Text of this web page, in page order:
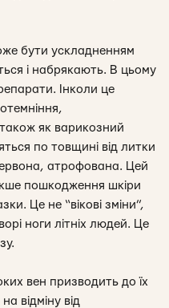
бути ускладненням
і набрякають. В цьому
Інколи це
як варикозний
по товщині від литки
атрофована. Цей
пошкодження шкіри
Це не “вікові зміни”,
ноги літніх людей. Це
вен призводить до їх
відміну від